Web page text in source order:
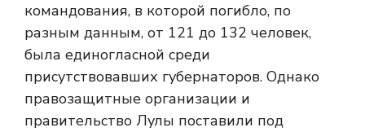
командования, в которой погибло, по
разным данным, от 121 до 132 человек,
была единогласной среди
присутствовавших губернаторов. Однако
правозащитные организации и
правительство Лулы поставили под